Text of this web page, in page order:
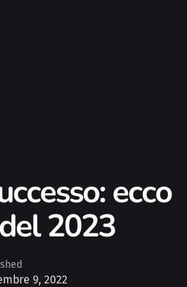
ecco
2023
9, 2022